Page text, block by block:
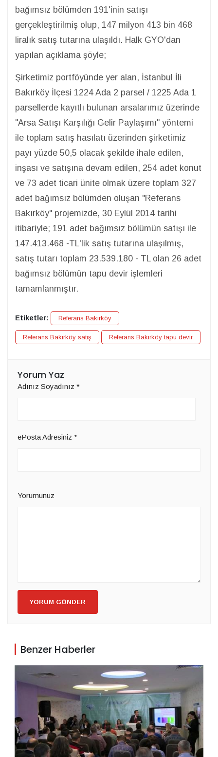
bağımsız bölümden 191'inin satışı
gerçekleştirilmiş olup, 147 milyon 413 bin 468
liralık satış tutarına ulaşıldı. Halk GYO'dan
yapılan açıklama şöyle;
Şirketimiz portföyünde yer alan, İstanbul İli
Bakırköy İlçesi 1224 Ada 2 parsel / 1225 Ada 1
parsellerde kayıtlı bulunan arsalarımız üzerinde
"Arsa Satışı Karşılığı Gelir Paylaşımı" yöntemi
ile toplam satış hasılatı üzerinden şirketimiz
payı yüzde 50,5 olacak şekilde ihale edilen,
inşası ve satışına devam edilen, 254 adet konut
ve 73 adet ticari ünite olmak üzere toplam 327
adet bağımsız bölümden oluşan "Referans
Bakırköy" projemizde, 30 Eylül 2014 tarihi
itibariyle; 191 adet bağımsız bölümün satışı ile
147.413.468 -TL'lik satış tutarına ulaşılmış,
satış tutarı toplam 23.539.180 - TL olan 26 adet
bağımsız bölümün tapu devir işlemleri
tamamlanmıştır.
Etiketler: Referans Bakırköy
Referans Bakırköy satış Referans Bakırköy tapu devir
Yorum Yaz
Adınız Soyadınız *
ePosta Adresiniz *
Yorumunuz
YORUM GÖNDER
Benzer Haberler